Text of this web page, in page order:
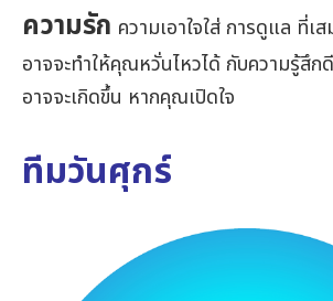
ความรัก ความเอาใจใส่ การดูแล ที่เ
อาจจะทำให้คุณหวั่นไหวได้ กับความรู้สึก
อาจจะเกิดขึ้น หากคุณเปิดใจ
ทีมวันศุกร์